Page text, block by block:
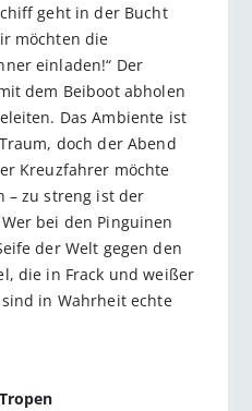
geht in der Bucht
möchten die
einladen!“ Der
dem Beiboot abholen
Das Ambiente ist
doch der Abend
Kreuzfahrer möchte
– zu streng ist der
bei den Pinguinen
der Welt gegen den
die in Frack und weißer
in Wahrheit echte